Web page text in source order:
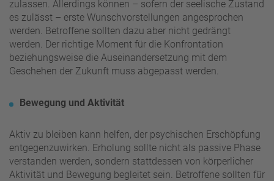
zulassen. Allerdings können – sofern der seelische Zustand
es zulässt – erste Wunschvorstellungen angesprochen
werden. Betroffene sollten dazu aber nicht gedrängt
werden. Der richtige Moment für die Konfrontation
beziehungsweise die Auseinandersetzung mit dem
Geschehen der Zukunft muss abgepasst werden.
Bewegung und Aktivität
Aktiv zu bleiben kann helfen, der psychischen Erschöpfung
entgegenzuwirken. Erholung sollte nicht als passive Phase
verstanden werden, sondern stattdessen von körperlicher
Aktivität und Bewegung begleitet sein. Betroffene sollten für